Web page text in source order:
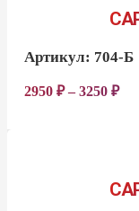
Артикул: 704-Б
2950₽–3250₽